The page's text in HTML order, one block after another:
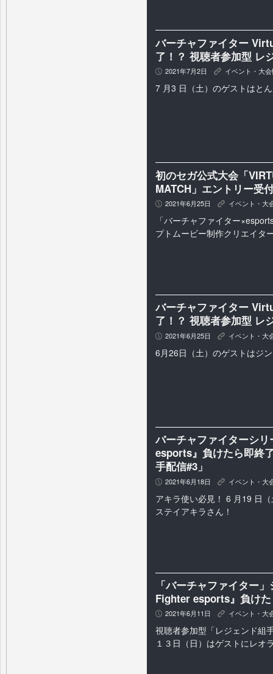
バーチャファイター
了！？ 視聴者参加型 レ
P 2021年7月2日 K イベント・大
7 月3 日（土）のゲストはと
初のセガ公式大会「
MATCH」エントリー受
P 2021年6月25日 K イベント・大
「バーチャファイター
プトムービー制作クリエイタ
バーチャファイター
了！？ 視聴者参加型 レ
P 2021年6月25日 K イベント・大
6月26日（土）のゲストはジ
バーチャファイターシ
esports』負けたら即終
手配信#3」
P 2021年6月18日 K イベント・大
アキラ使い必見！ 6 月19 日
ステイアキラさん！
「バーチャファイター
Fighter esports』負け
P 2021年6月11日 K イベント・大
視聴者参加型「レジェンド組
１３日（日）はゲストにレオ